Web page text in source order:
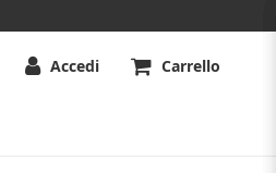
Accedi Carrello